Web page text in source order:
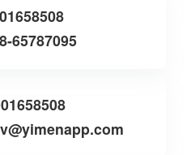
65787095